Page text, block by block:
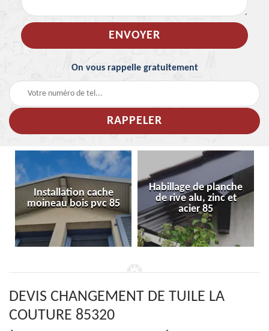
On vous rappelle gratuitement
Installation cache
moineau bois pvc 85
Habillage de planche
de rive alu, zinc et
acier 85
DEVIS CHANGEMENT DE TUILE LA
COUTURE 85320